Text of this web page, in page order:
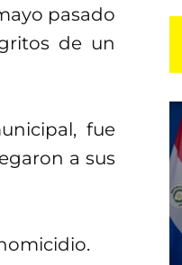
pasado
de un
fue
a sus